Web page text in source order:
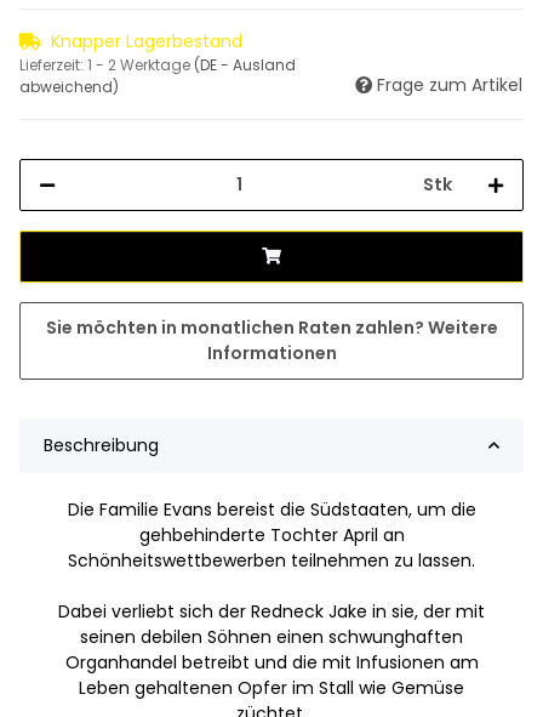
Knapper Lagerbestand
Lieferzeit: 1 - 2 Werktage (DE - Ausland
abweichend)
Frage zum Artikel
Stk
Sie möchten in monatlichen Raten zahlen? Weitere
Informationen
Beschreibung
Die Familie Evans bereist die Südstaaten, um die
gehbehinderte Tochter April an
Schönheitswettbewerben teilnehmen zu lassen.
Dabei verliebt sich der Redneck Jake in sie, der mit
seinen debilen Söhnen einen schwunghaften
Organhandel betreibt und die mit Infusionen am
Leben gehaltenen Opfer im Stall wie Gemüse